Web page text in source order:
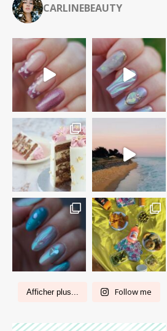
CARLINEBEAUTY
Afficher plus... Follow me